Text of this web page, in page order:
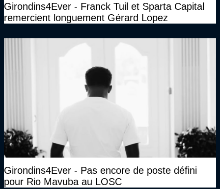
Girondins4Ever - Franck Tuil et Sparta Capital
remercient longuement Gérard Lopez
Girondins4Ever - Pas encore de poste défini
pour Rio Mavuba au LOSC